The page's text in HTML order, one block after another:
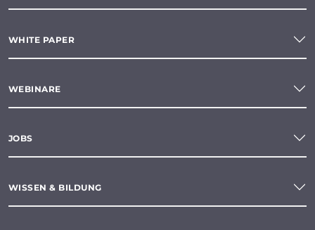
WHITE PAPER
WEBINARE
JOBS
WISSEN & BILDUNG